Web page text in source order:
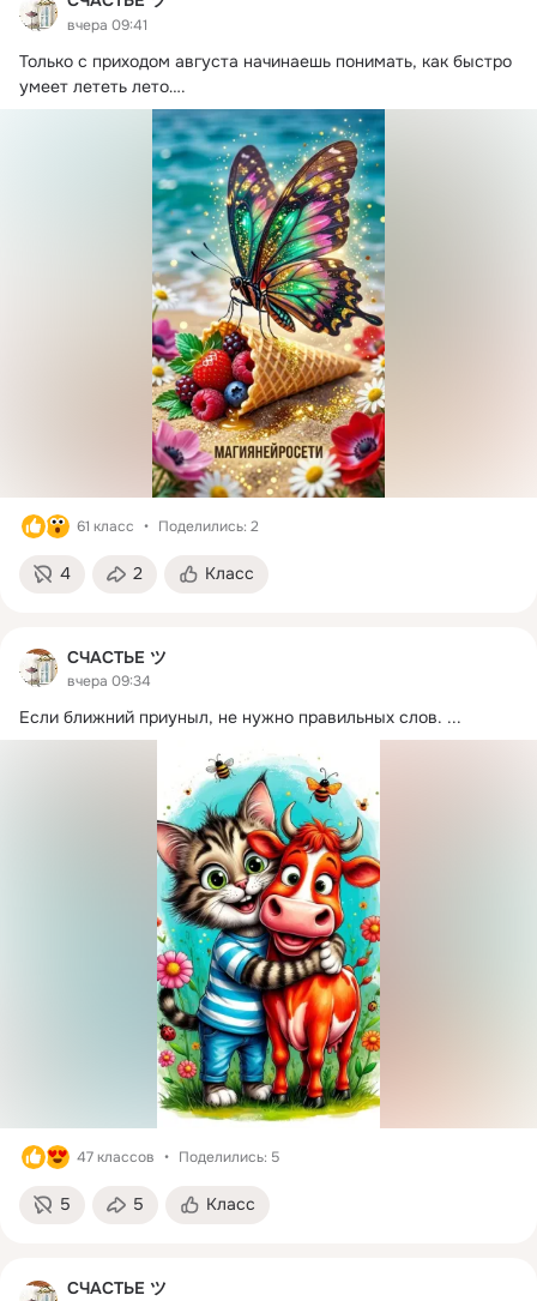
вчера 09:41
Только с приходом августа начинаешь понимать, как быстро
умеет лететь лето….
61 класс Поделились: 2
4 2 Класс
СЧАСТЬЕ ツ
вчера 09:34
Если ближний приуныл, не нужно правильных слов. ...
47 классов Поделились: 5
5 5 Класс
СЧАСТЬЕ ツ